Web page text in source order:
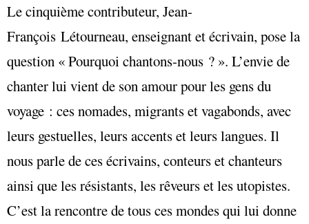
Le cinquième contributeur, Jean-
François Létourneau, enseignant et écrivain, pose la
question « Pourquoi chantons-nous ? ». L’envie de
chanter lui vient de son amour pour les gens du
voyage : ces nomades, migrants et vagabonds, avec
leurs gestuelles, leurs accents et leurs langues. Il
nous parle de ces écrivains, conteurs et chanteurs
ainsi que les résistants, les rêveurs et les utopistes.
C’est la rencontre de tous ces mondes qui lui donne